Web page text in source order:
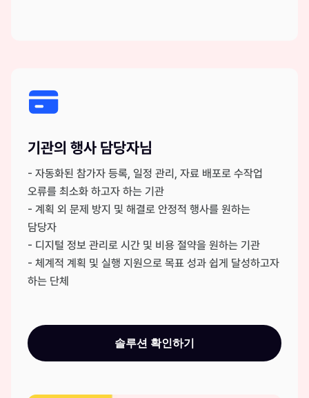
기관의 행사 담당자님
- 자동화된 참가자 등록, 일정 관리, 자료 배포로 수작업
오류를 최소화 하고자 하는 기관
- 계획 외 문제 방지 및 해결로 안정적 행사를 원하는
담당자
- 디지털 정보 관리로 시간 및 비용 절약을 원하는 기관
- 체계적 계획 및 실행 지원으로 목표 성과 쉽게 달성하고자
하는 단체
솔루션 확인하기